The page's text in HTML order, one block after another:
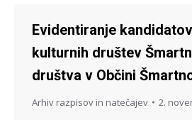
Evidentiranje
kulturnih društev
društva v Občini
Arhiv razpisov in natečajev 2.